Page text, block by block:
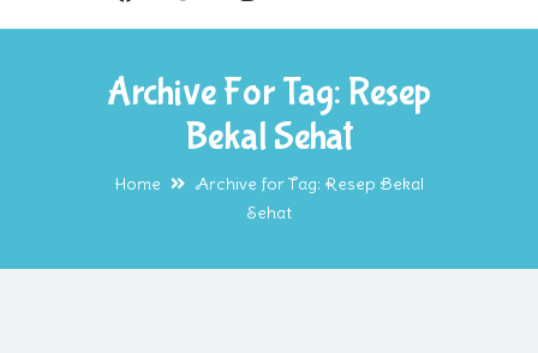
Archive For Tag: Resep
Bekal Sehat
Home
Archive for Tag: Resep Bekal
Sehat